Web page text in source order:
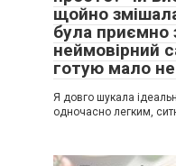
щойно
була приємно
неймовірний
готую мало
Я довго шукала
одночасно легким,